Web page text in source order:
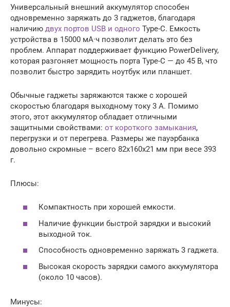
Универсальный внешний аккумулятор способен
одновременно заряжать до 3 гаджетов, благодаря
наличию двух портов USB и одного Type-C. Емкость
устройства в 15000 мА·ч позволит делать это без
проблем. Аппарат поддерживает функцию PowerDelivery,
которая разгоняет мощность порта Type-C — до 45 В, что
позволит быстро зарядить ноутбук или планшет.
Обычные гаджеты заряжаются также с хорошей
скоростью благодаря выходному току 3 А. Помимо
этого, этот аккумулятор обладает отличными
защитными свойствами: от короткого замыкания,
перегрузки и от перегрева. Размеры же пауэрбанка
довольно скромные – всего 82x160x21 мм при весе 393
г.
Плюсы:
Компактность при хорошей емкости.
Наличие функции быстрой зарядки и высокий
выходной ток.
Способность одновременно заряжать 3 гаджета.
Высокая скорость зарядки самого аккумулятора
(около 10 часов).
Минусы: